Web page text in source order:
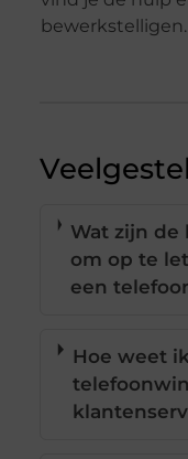
bewerkstelligen.
Wat zijn
om op te
een
Hoe weet